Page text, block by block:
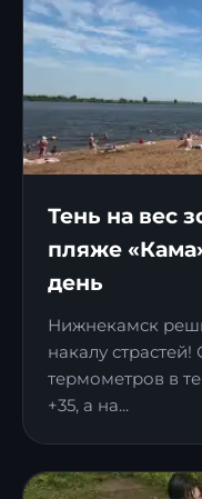
Тень на вес
пляже
день
Нижнекамск
накалу
термометров в
+35, а на...